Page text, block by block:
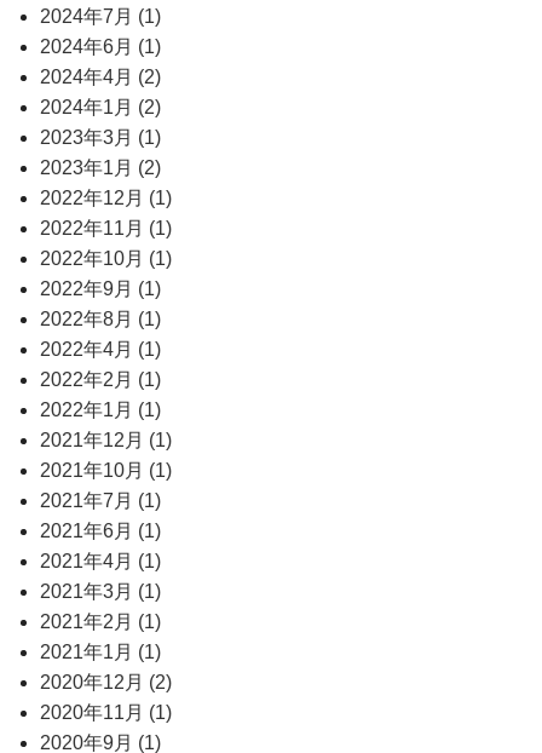
2024年7月 (1)
2024年6月 (1)
2024年4月 (2)
2024年1月 (2)
2023年3月 (1)
2023年1月 (2)
2022年12月 (1)
2022年11月 (1)
2022年10月 (1)
2022年9月 (1)
2022年8月 (1)
2022年4月 (1)
2022年2月 (1)
2022年1月 (1)
2021年12月 (1)
2021年10月 (1)
2021年7月 (1)
2021年6月 (1)
2021年4月 (1)
2021年3月 (1)
2021年2月 (1)
2021年1月 (1)
2020年12月 (2)
2020年11月 (1)
2020年9月 (1)